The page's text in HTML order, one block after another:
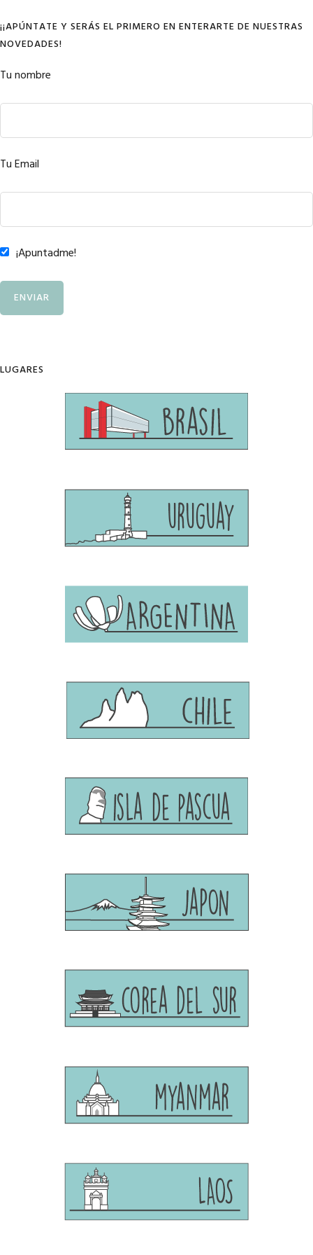
¡¡APÚNTATE Y SERÁS EL PRIMERO EN ENTERARTE DE NUESTRAS
NOVEDADES!
Tu nombre
Tu Email
¡Apuntadme!
LUGARES